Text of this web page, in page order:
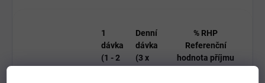
1
dávka
(1 - 2
Denní
dávka
(3 x
% RHP
Referenční
hodnota příjmu